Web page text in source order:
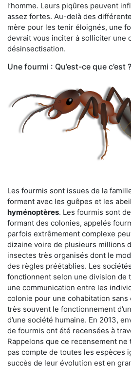
l’homme. Leurs piqûres peuvent
assez fortes. Au-delà des
mère pour les tenir éloignés, une
devrait vous inciter à solliciter une
désinsectisation.
Une fourmi : Qu’est-ce que c’est ?
Les fourmis sont issues de la
forment avec les guêpes et les
hyménoptères. Les fourmis sont
formant des colonies, appelés
parfois extrêmement complexe
dizaine voire de plusieurs millions
insectes très organisés dont le
des règles préétablies. Les
fonctionnent selon une division de
une communication entre les
colonie pour une cohabitation sans
très souvent le fonctionnement
d’une société humaine. En 2013,
de fourmis ont été recensées à
Rappelons que ce recensement
pas compte de toutes les espèces
succès de leur évolution est en